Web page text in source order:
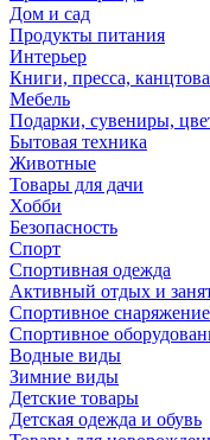
Дом и сад
Продукты питания
Интерьер
Книги, пресса,
Мебель
Подарки, сувениры,
Бытовая техника
Животные
Товары для дачи
Хобби
Безопасность
Спорт
Спортивная одежда
Активный отдых и
Спортивное снаряжение
Спортивное
Водные виды
Зимние виды
Детские товары
Детская одежда и обувь